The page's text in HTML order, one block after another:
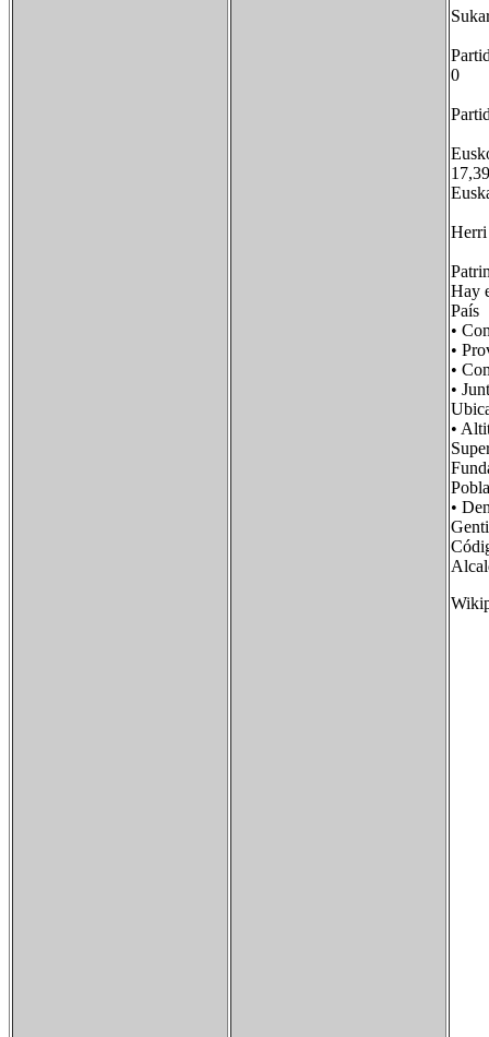
0
Hay
•
•
•
•
•
•